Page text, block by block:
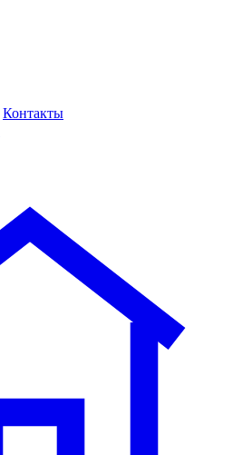
Контакты